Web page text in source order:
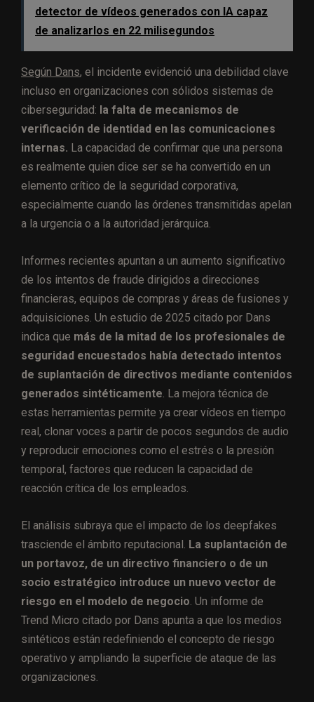
detector de vídeos generados con IA capaz
de analizarlos en 22 milisegundos
Según Dans, el incidente evidenció una debilidad clave
incluso en organizaciones con sólidos sistemas de
ciberseguridad: la falta de mecanismos de
verificación de identidad en las comunicaciones
internas. La capacidad de confirmar que una persona
es realmente quien dice ser se ha convertido en un
elemento crítico de la seguridad corporativa,
especialmente cuando las órdenes transmitidas apelan
a la urgencia o a la autoridad jerárquica.
Informes recientes apuntan a un aumento significativo
de los intentos de fraude dirigidos a direcciones
financieras, equipos de compras y áreas de fusiones y
adquisiciones. Un estudio de 2025 citado por Dans
indica que más de la mitad de los profesionales de
seguridad encuestados había detectado intentos
de suplantación de directivos mediante contenidos
generados sintéticamente. La mejora técnica de
estas herramientas permite ya crear vídeos en tiempo
real, clonar voces a partir de pocos segundos de audio
y reproducir emociones como el estrés o la presión
temporal, factores que reducen la capacidad de
reacción crítica de los empleados.
El análisis subraya que el impacto de los deepfakes
trasciende el ámbito reputacional. La suplantación de
un portavoz, de un directivo financiero o de un
socio estratégico introduce un nuevo vector de
riesgo en el modelo de negocio. Un informe de
Trend Micro citado por Dans apunta a que los medios
sintéticos están redefiniendo el concepto de riesgo
operativo y ampliando la superficie de ataque de las
organizaciones.